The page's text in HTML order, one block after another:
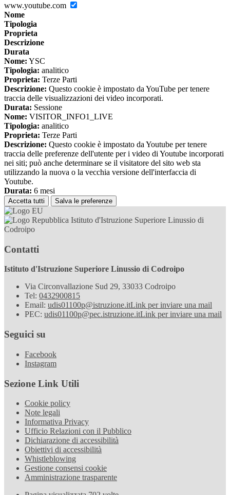
www.youtube.com
Nome
Tipologia
Proprieta
Descrizione
Durata
Nome: YSC
Tipologia: analitico
Proprieta: Terze Parti
Descrizione: Questo cookie è impostato da YouTube per tenere
traccia delle visualizzazioni dei video incorporati.
Durata: Sessione
Nome: VISITOR_INFO1_LIVE
Tipologia: analitico
Proprieta: Terze Parti
Descrizione: Questo cookie è impostato da Youtube per tenere
traccia delle preferenze dell'utente per i video di Youtube incorporati
nei siti; può anche determinare se il visitatore del sito web sta
utilizzando la nuova o la vecchia versione dell'interfaccia di
Youtube.
Durata: 6 mesi
Accetta tutti Salva le preferenze
Istituto d'Istruzione Superiore Linussio di
Codroipo
Contatti
Istituto d'Istruzione Superiore Linussio di Codroipo
Via Circonvallazione Sud 29, 33033 Codroipo
Tel: 0432900815
Email: udis01100p@istruzione.itLink per inviare una mail
PEC: udis01100p@pec.istruzione.itLink per inviare una mail
Seguici su
Facebook
Instagram
Sezione Link Utili
Cookie policy
Note legali
Informativa Privacy
Ufficio Relazioni con il Pubblico
Dichiarazione di accessibilità
Obiettivi di accessibilità
Whistleblowing
Gestione consensi cookie
Amministrazione trasparente